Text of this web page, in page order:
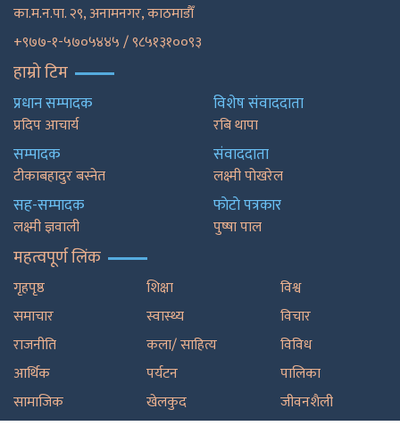
का.म.न.पा. २९, अनामनगर, काठमाडाैँ
+९७७-१-५७०५४४५ / ९८५१३१००९३
हाम्रो टिम
प्रधान सम्पादक
प्रदिप आचार्य
सम्पादक
टीकाबहादुर बस्नेत
सह-सम्पादक
लक्ष्मी ज्ञवाली
विशेष संवाददाता
रबि थापा
संवाददाता
लक्ष्मी पोखरेल
फाेटाे पत्रकार
पुष्षा पाल
महत्वपूर्ण लिंक
गृहपृष्ठ
समाचार
राजनीति
आर्थिक
सामाजिक
शिक्षा
स्वास्थ्य
कला/ साहित्य
पर्यटन
खेलकुद
विश्व
विचार
विविध
पालिका
जीवनशैली